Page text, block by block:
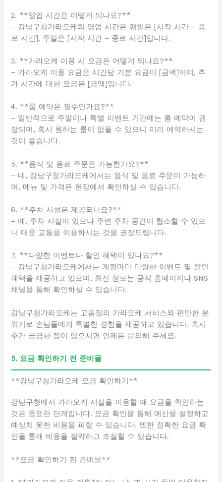
2. **영업 시간은 어떻게 되나요?**
– 강남구청가라오케의 영업 시간은 평일은 [시작 시간 – 종
료 시간], 주말은 [시작 시간 – 종료 시간]입니다.
3. **가라오케 이용 시 요금은 어떻게 되나요?**
– 가라오케 이용 요금은 시간당 기본 요금이 [금액]이며, 추
가 시간에 대한 요금은 [금액]입니다.
4. **룸 예약은 필수인가요?**
– 일반적으로 주말이나 특별 이벤트 기간에는 룸 예약이 권
장되며, 혹시 원하는 룸이 없을 수 있으니 미리 예약하시는
것이 좋습니다.
5. **음식 및 음료 주문은 가능한가요?**
– 네, 강남구청가라오케에서는 음식 및 음료 주문이 가능하
며, 메뉴 및 가격은 현장에서 확인하실 수 있습니다.
6. **주차 시설은 제공되나요?**
– 예, 주차 시설이 있으나 주변 주차 공간이 협소할 수 있으
니 대중 교통을 이용하시는 것을 권장드립니다.
7. **다양한 이벤트나 할인 혜택이 있나요?**
– 강남구청가라오케에서는 계절마다 다양한 이벤트 및 할인
혜택을 제공하고 있으며, 최신 정보는 공식 홈페이지나 SNS
채널을 통해 확인하실 수 있습니다.
강남구청가라오케는 고품질의 가라오케 서비스와 편안한 분
위기로 손님들에게 특별한 경험을 제공하고 있습니다. 혹시
추가 궁금한 점이 있으시면 언제든 문의해 주세요.
5. 요금 확인하기 전 준비물
**강남구청가라오케 요금 확인하기**
강남구청에서 가라오케 시설을 이용할 때 요금을 확인하는
것은 중요한 단계입니다. 요금 확인을 통해 예산을 설정하고
예상치 못한 비용을 피할 수 있습니다. 또한 정확한 요금 확
인을 통해 비용을 절약하고 조절할 수 있습니다.
**요금 확인하기 전 준비물**